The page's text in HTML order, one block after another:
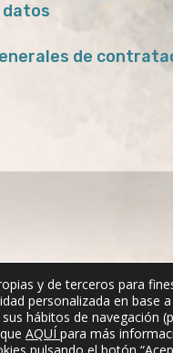
datos
de
y de terceros para
personalizada en base
hábitos de navegación
AQUÍ para más